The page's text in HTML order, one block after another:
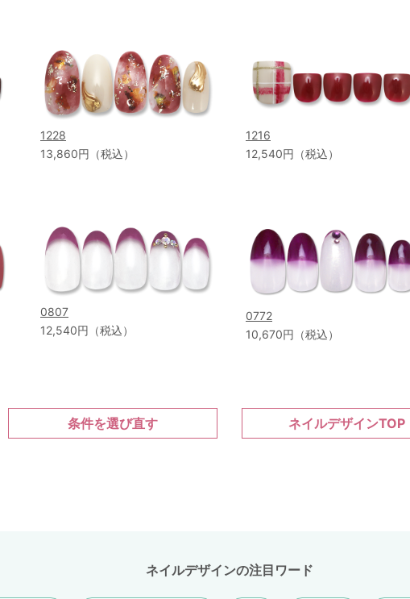
1228
13,860円（税込）
1216
12,540円（税込）
0807
12,540円（税込）
0772
10,670円（税込）
条件を選び直す ネイルデザインTOP
ネイルデザインの注目ワード